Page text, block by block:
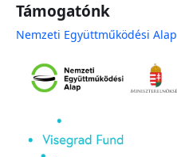
Támogatónk
Nemzeti Együttműködési Alap